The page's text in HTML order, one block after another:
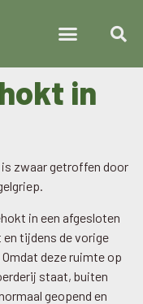
in
zwaar getroffen door
in een afgesloten
tijdens de vorige
deze ruimte op
staat, buiten
geopend en